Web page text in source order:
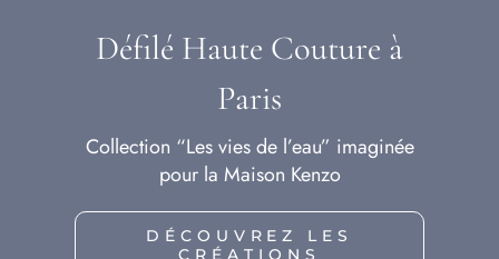
Défilé Haute Couture à
Paris
Collection “Les vies de l’eau” imaginée
pour la Maison Kenzo
DÉCOUVREZ LES
CRÉATIONS